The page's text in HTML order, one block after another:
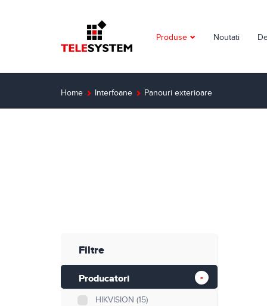
Produse
Detectie incendiu
Retelistica
Noutati
Home Interfoane Panouri exterioare
Filtre
Producatori
HIKVISION (15)